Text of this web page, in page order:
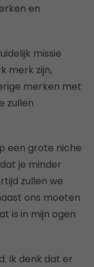
en
missie
merk zijn,
merken met
zullen
een grote niche
je minder
zullen we
ons moeten
is in mijn ogen
Ik denk dat er